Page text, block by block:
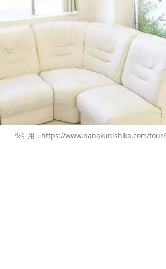
※引用：https://www.nanakunishika.com/tour/